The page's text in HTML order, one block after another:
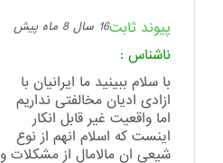
پیوند ثابت16 سال 8 ماه پیش
ناشناس :
با سلام ببینید ما ایرانیان با
ازادی ادیان مخالفتی نداریم
اما واقعیت غیر قابل انکار
اینست که اسلام انهم از نوع
شیعی ان مالامال از مشکلات و